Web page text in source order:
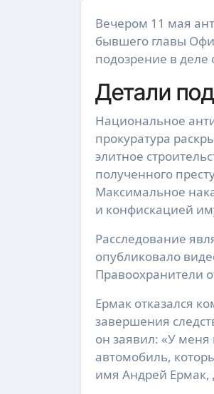
Вечером 11 мая антикоррупционные органы провели следственные действия в отношении
бывшего главы
подозрение в деле
Детали
Национальное
прокуратура
элитное
полученного
Максимальное
и конфискацией
Расследование
опубликовало
Правоохранители
Ермак отказался
завершения
он заявил: «У меня
автомобиль,
имя Андрей Ермак,